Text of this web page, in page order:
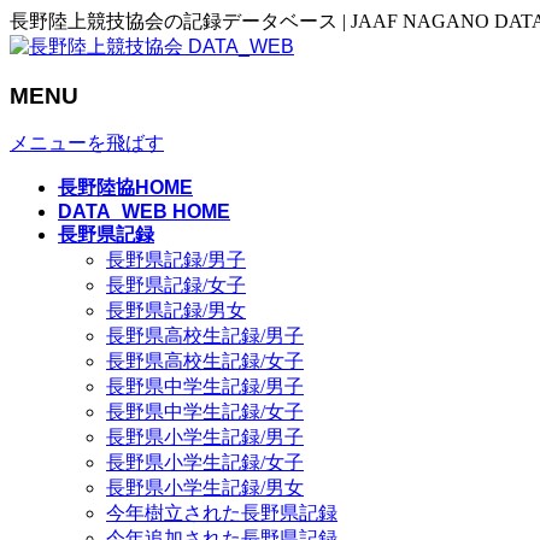
長野陸上競技協会の記録データベース | JAAF NAGANO
MENU
メニューを飛ばす
長野陸協HOME
DATA_WEB HOME
長野県記録
長野県記録/男子
長野県記録/女子
長野県記録/男女
長野県高校生記録/男子
長野県高校生記録/女子
長野県中学生記録/男子
長野県中学生記録/女子
長野県小学生記録/男子
長野県小学生記録/女子
長野県小学生記録/男女
今年樹立された長野県記録